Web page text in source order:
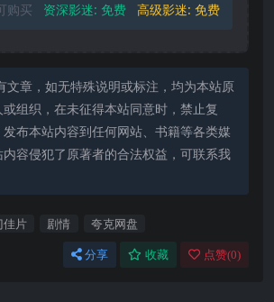
购买 资深影迷: 免费 高级影迷: 免费
文章，如无特殊说明或标注，均为本站原
组织，在未征得本站同意时，禁止复
布本站内容到任何网站、书籍等各类媒
容侵犯了原著者的合法权益，可联系我
佳片 剧情 夸克网盘
分享 收藏 点赞(0)